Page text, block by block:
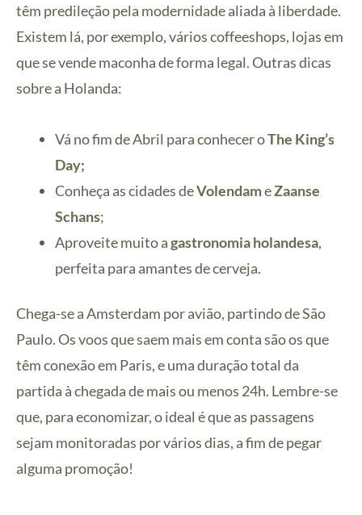
têm predileção pela modernidade aliada à liberdade.
Existem lá, por exemplo, vários coffeeshops, lojas em
que se vende maconha de forma legal. Outras dicas
sobre a Holanda:
Vá no fim de Abril para conhecer oThe King’s
Day;
Conheça as cidades deVolendameZaanse
Schans;
Aproveite muito agastronomia holandesa,
perfeita para amantes de cerveja.
Chega-se a Amsterdam por avião, partindo de São
Paulo. Os voos que saem mais em conta são os que
têm conexão em Paris, e uma duração total da
partida à chegada de mais ou menos 24h. Lembre-se
que, para economizar, o ideal é que as passagens
sejam monitoradas por vários dias, a fim de pegar
alguma promoção!